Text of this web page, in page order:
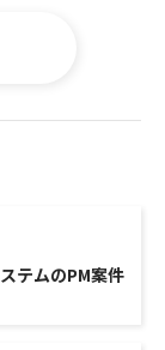
テムのPM案件